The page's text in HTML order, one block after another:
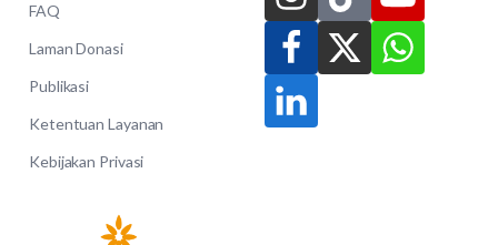
FAQ
Laman Donasi
Publikasi
Ketentuan Layanan
Kebijakan Privasi